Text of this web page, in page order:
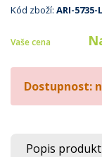
Kód zboží: ARI-5735-
Vaše cena
Dostupnost:
Popis